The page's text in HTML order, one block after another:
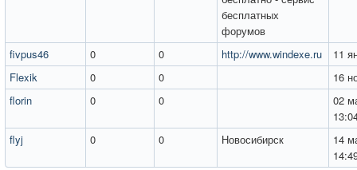
бесплатных
форумов
fivpus46 0 0 http://www.windexe.ru
11
Flexik
0 0
16
florin
0 0
02
flyj
0 0 Новосибирск
14